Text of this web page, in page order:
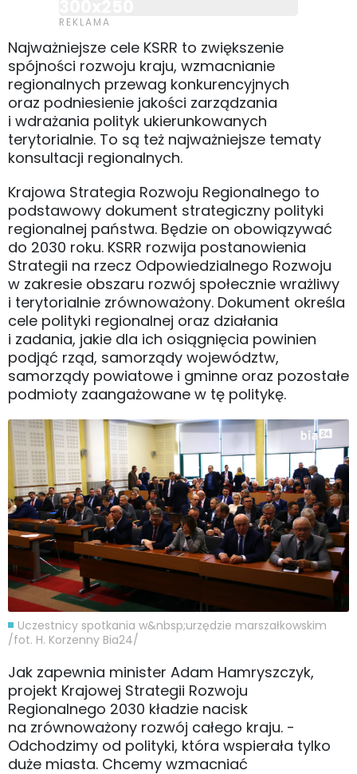
Najważniejsze cele KSRR to zwiększenie
spójności rozwoju kraju, wzmacnianie
regionalnych przewag konkurencyjnych
oraz podniesienie jakości zarządzania
i wdrażania polityk ukierunkowanych
terytorialnie. To są też najważniejsze tematy
konsultacji regionalnych.
Krajowa Strategia Rozwoju Regionalnego to
podstawowy dokument strategiczny polityki
regionalnej państwa. Będzie on obowiązywać
do 2030 roku. KSRR rozwija postanowienia
Strategii na rzecz Odpowiedzialnego Rozwoju
w zakresie obszaru rozwój społecznie wrażliwy
i terytorialnie zrównoważony. Dokument określa
cele polityki regionalnej oraz działania
i zadania, jakie dla ich osiągnięcia powinien
podjąć rząd, samorządy województw,
samorządy powiatowe i gminne oraz pozostałe
podmioty zaangażowane w tę politykę.
Uczestnicy spotkania w&nbsp;urzędzie marszałkowskim
/fot. H. Korzenny Bia24/
Jak zapewnia minister Adam Hamryszczyk,
projekt Krajowej Strategii Rozwoju
Regionalnego 2030 kładzie nacisk
na zrównoważony rozwój całego kraju. -
Odchodzimy od polityki, która wspierała tylko
duże miasta. Chcemy wzmacniać